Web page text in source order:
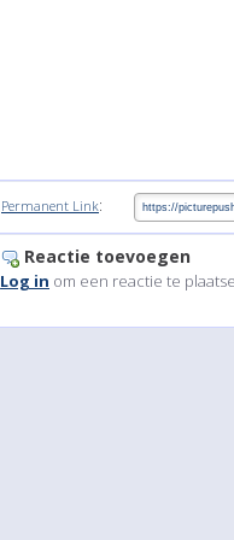
Permanent Link:
Reactie toevoegen
Log in om een reactie te